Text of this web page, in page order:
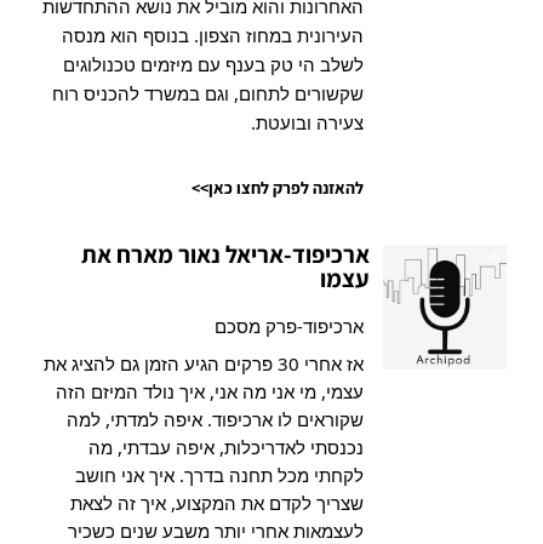
האחרונות והוא מוביל את נושא ההתחדשות
העירונית במחוז הצפון. בנוסף הוא מנסה
לשלב הי טק בענף עם מיזמים טכנולוגים
שקשורים לתחום, וגם במשרד להכניס רוח
צעירה ובועטת.
להאזנה לפרק לחצו כאן>>
ארכיפוד-אריאל נאור מארח את
עצמו
ארכיפוד-פרק מסכם
אז אחרי 30 פרקים הגיע הזמן גם להציג את
עצמי, מי אני מה אני, איך נולד המיזם הזה
שקוראים לו ארכיפוד. איפה למדתי, למה
נכנסתי לאדריכלות, איפה עבדתי, מה
לקחתי מכל תחנה בדרך. איך אני חושב
שצריך לקדם את המקצוע, איך זה לצאת
לעצמאות אחרי יותר משבע שנים כשכיר